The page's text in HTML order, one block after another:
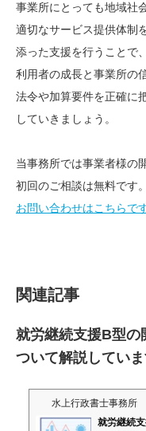
事業所にとっても地域社
適切なサービス提供体制
添った支援を行うことで、
利用者の成長と事業所の
法令や加算要件を正確に
していきましょう。
当事務所では事業者様の
初回のご相談は無料です
お問い合わせはこちらで
関連記事
就労継続支援B型の
ついて解説してい
水上行政書士事務所
就労継続